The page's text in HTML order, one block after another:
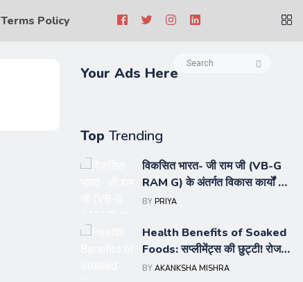
Terms Policy
Your Ads Here
Top Trending
विकसित भारत- जी राम जी (VB-G
RAM G) के अंतर्गत विकास कार्यों का
कराया जाए ड्रोन तकनीक से सटीक
प्रसाद मौर्य
BY PRIYA
Health Benefits of Soaked
Foods: सप्लीमेंट्स की छुट्टी! रोज
सुबह खाली पेट खाएं ये 8 चीजें, सेहत
BY AKANKSHA MISHRA